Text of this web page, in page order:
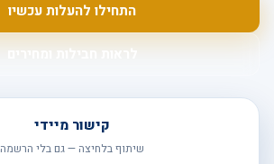
התחילו להעלות עכשיו
לראות חבילות ומחירים
קישור מיידי
שיתוף בלחיצה — גם בלי הרשמה